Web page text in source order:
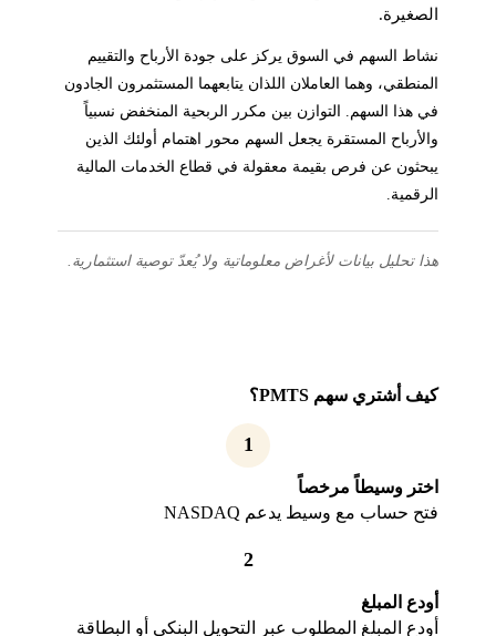
الصغيرة.
نشاط السهم في السوق يركز على جودة الأرباح والتقييم
المنطقي، وهما العاملان اللذان يتابعهما المستثمرون الجادون
في هذا السهم. التوازن بين مكرر الربحية المنخفض نسبياً
والأرباح المستقرة يجعل السهم محور اهتمام أولئك الذين
يبحثون عن فرص بقيمة معقولة في قطاع الخدمات المالية
الرقمية.
هذا تحليل بيانات لأغراض معلوماتية ولا يُعدّ توصية استثمارية.
كيف أشتري سهم PMTS؟
1
اختر وسيطاً مرخصاً
فتح حساب مع وسيط يدعم NASDAQ
2
أودع المبلغ
أودع المبلغ المطلوب عبر التحويل البنكي أو البطاقة